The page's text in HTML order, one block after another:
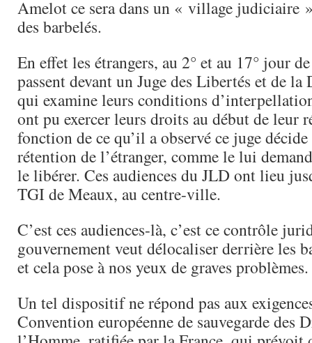
Amelot ce sera dans un « village judiciaire
des barbelés.
En effet les étrangers, au 2° et au 17° jour
passent devant un Juge des Libertés et de
qui examine leurs conditions
ont pu exercer leurs droits au début de leur
fonction de ce qu’il a observé ce juge
rétention de l’étranger, comme le lui
le libérer. Ces audiences du JLD ont lieu
TGI de Meaux, au centre-ville.
C’est ces audiences-là, c’est ce contrôle
gouvernement veut délocaliser derrière les
et cela pose à nos yeux de graves problèmes.
Un tel dispositif ne répond pas aux
Convention européenne de sauvegarde des